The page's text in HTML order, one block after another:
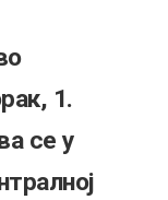
1.
се у